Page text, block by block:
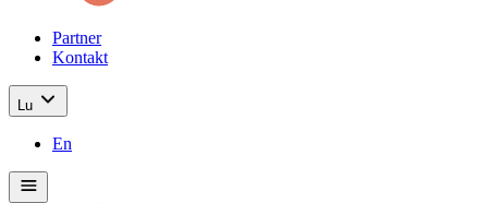
Partner
Kontakt
Lu
En